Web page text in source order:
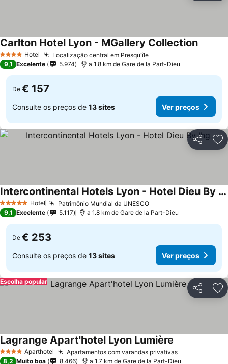
4 EstrelasHotel Localização central em Presqu'île
Carlton Hotel Lyon - MGallery Collection
9,1 Excelente 5.974 a 1.8 km de Gare de la Part-Dieu
De € 157
Consulte os preços de 13 sites Ver preços
Partilhar
5 Estrelas Hotel Patrimônio Mundial da UNESCO
Intercontinental Hotels Lyon - Hotel Dieu By Ihg
9,1 Excelente 5.117 a 1.8 km de Gare de la Part-Dieu
De € 253
Consulte os preços de 13 sites Ver preços
Partilhar
Escolha popular
4 EstrelasAparthotel Apartamentos com varandas privativas
Lagrange Apart'hotel Lyon Lumière
8,2 Muito boa 8.466 a 1.7 km de Gare de la Part-Dieu